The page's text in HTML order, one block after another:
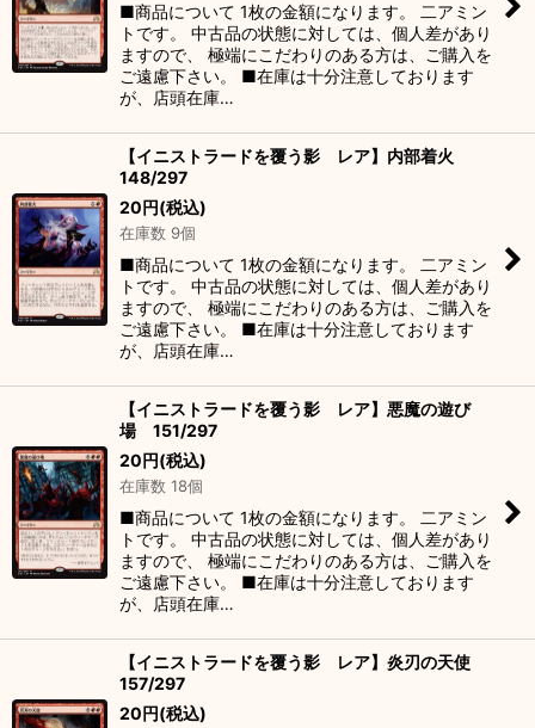
■商品について 1枚の金額になります。 二アミン
トです。 中古品の状態に対しては、個人差があり
ますので、 極端にこだわりのある方は、ご購入を
ご遠慮下さい。 ■在庫は十分注意しております
が、店頭在庫…
【イニストラードを覆う影 レア】内部着火
148/297
20円(税込)
在庫数 9個
■商品について 1枚の金額になります。 二アミン
トです。 中古品の状態に対しては、個人差があり
ますので、 極端にこだわりのある方は、ご購入を
ご遠慮下さい。 ■在庫は十分注意しております
が、店頭在庫…
【イニストラードを覆う影 レア】悪魔の遊び
場 151/297
20円(税込)
在庫数 18個
■商品について 1枚の金額になります。 二アミン
トです。 中古品の状態に対しては、個人差があり
ますので、 極端にこだわりのある方は、ご購入を
ご遠慮下さい。 ■在庫は十分注意しております
が、店頭在庫…
【イニストラードを覆う影 レア】炎刃の天使
157/297
20円(税込)